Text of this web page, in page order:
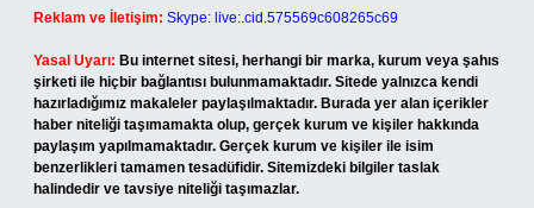
Reklam ve İletişim: Skype: live:.cid.575569c608265c69
Yasal Uyarı: Bu internet sitesi, herhangi bir marka, kurum veya şahıs
şirketi ile hiçbir bağlantısı bulunmamaktadır. Sitede yalnızca kendi
hazırladığımız makaleler paylaşılmaktadır. Burada yer alan içerikler
haber niteliği taşımamakta olup, gerçek kurum ve kişiler hakkında
paylaşım yapılmamaktadır. Gerçek kurum ve kişiler ile isim
benzerlikleri tamamen tesadüfidir. Sitemizdeki bilgiler taslak
halindedir ve tavsiye niteliği taşımazlar.